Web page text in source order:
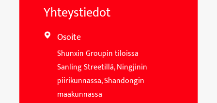
Yhteystiedot
 Osoite
Shunxin Groupin tiloissa
Sanling Streetillä, Ningjinin
piirikunnassa, Shandongin
maakunnassa